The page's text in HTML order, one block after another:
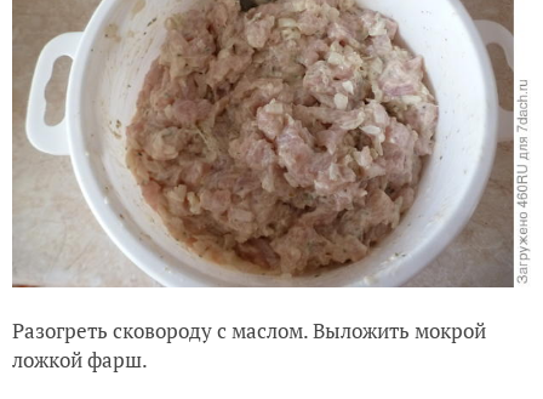
Разогреть сковороду с маслом. Выложить мокрой
ложкой фарш.